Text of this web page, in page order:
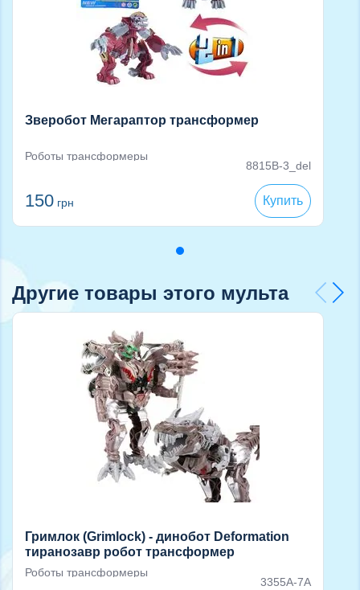
Зверобот Мегараптор трансформер
Роботы трансформеры
8815B-3_del
150 грн Купить
Другие товары этого мульта
Гримлок (Grimlock) - динобот Deformation
тиранозавр робот трансформер
Роботы трансформеры
3355A-7A